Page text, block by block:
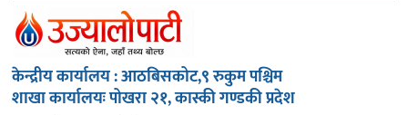
केन्द्रीय कार्यालय : आठबिसकोट,९ रुकुम पश्चिम
शाखा कार्यालयः पोखरा २१, कास्की गण्डकी प्रदेश